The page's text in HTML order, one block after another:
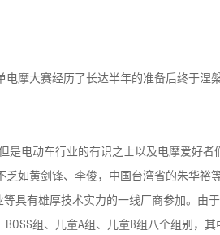
摩大赛经历了长达半年的准备后终于涅
是电动车行业的有识之士以及电摩爱好者
如黄剑锋、李俊，中国台湾省的朱华裕
具有雄厚技术实力的一线厂商参加。由
组、儿童A组、儿童B组八个组别，